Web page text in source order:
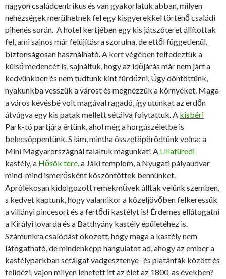
nagyon családcentrikus és van gyakorlatuk abban, milyen
nehézségek merülhetnek fel egy kisgyerekkel történő családi
pihenés során. A hotel kertjében egy kis játszóteret állítottak
fel, ami sajnos már felújításra szorulna, de ettől függetlenül,
biztonságosan használható. A kert végében felfedeztük a
külső medencét is, sajnáltuk, hogy az időjárás már nem járt a
kedvünkben és nem tudtunk kint fürdőzni. Úgy döntöttünk,
nyakunkba vesszük a várost és megnézzük a környéket. Maga
a város kevésbé volt magával ragadó, így utunkat az erdőn
átvágva egy kis patak mellett sétálva folytattuk. A kisbéri
Park-tó partjára értünk, ahol még a horgászéletbe is
belecsöppentünk. S lám, mintha összetöpörödtünk volna: a
Mini Magyarországnál találtuk magunkat! A Lillafüredi
kastély, a Hősök tere, a Jáki templom, a Nyugati pályaudvar
mind-mind ismerősként köszöntöttek bennünket.
Aprólékosan kidolgozott remekművek álltak velünk szemben,
s kedvet kaptunk, hogy valamikor a közeljövőben felkeressük
a villányi pincesort és a fertődi kastélyt is! Érdemes ellátogatni
a Királyi lovarda és a Batthyány kastély épületéhez is.
Számunkra csalódást okozott, hogy maga a kastély nem
látogatható, de mindenképp hangulatot ad, ahogy az ember a
kastélyparkban sétálgat vadgesztenye- és platánfák között és
felidézi, vajon milyen lehetett itt az élet az 1800-as években?